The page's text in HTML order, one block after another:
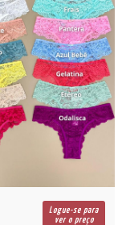
Logue-se para
ver o preço